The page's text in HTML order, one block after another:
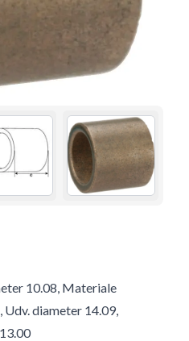
10.08, Materiale
diameter 14.09,